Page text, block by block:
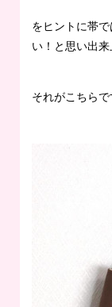
をヒントに帯
い！と思い出
それがこちら